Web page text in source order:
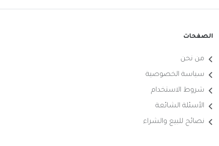
الصفحات
من نحن
سياسة الخصوصية
شروط الاستخدام
الأسئلة الشائعة
نصائح للبيع والشراء